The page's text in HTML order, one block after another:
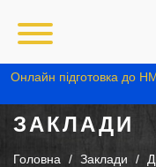
Онлайн підготовка до
ЗАКЛАДИ
Головна Заклади